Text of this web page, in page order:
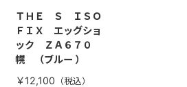
ＴＨＥ Ｓ ＩＳＯ
ＦＩＸ エッグショ
ック ＺＡ６７０
幌 （ブルー ）
￥12,100